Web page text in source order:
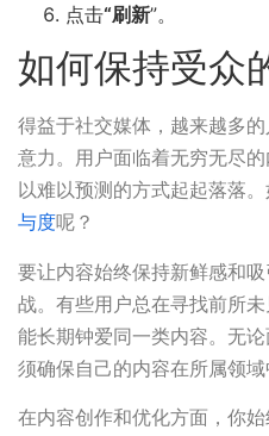
点击“刷新”。
如何保持受众
得益于社交媒体，越来越多
意力。用户面临着无穷无尽
以难以预测的方式起起落落
与度呢？
要让内容始终保持新鲜感和
战。有些用户总在寻找前所
能长期钟爱同一类内容。无
须确保自己的内容在所属领域
在内容创作和优化方面，你